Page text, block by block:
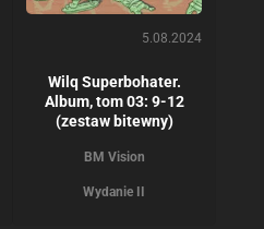
5.08.2024
Wilq Superbohater.
Album, tom 03: 9-12
(zestaw bitewny)
BM Vision
Wydanie II